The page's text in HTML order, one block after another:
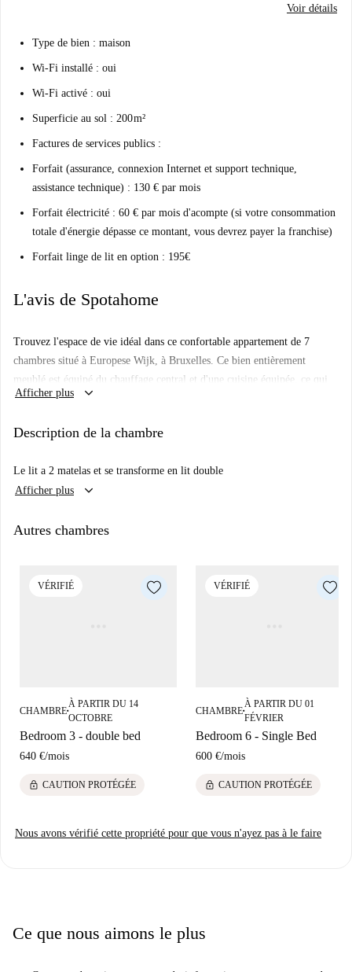
Voir détails
Type de bien : maison
Wi-Fi installé : oui
Wi-Fi activé : oui
Superficie au sol : 200 m²
Factures de services publics :
Forfait (assurance, connexion Internet et support technique,
assistance technique) : 130 € par mois
Forfait électricité : 60 € par mois d'acompte (si votre consommation
totale d'énergie dépasse ce montant, vous devrez payer la franchise)
Forfait linge de lit en option : 195€
L'avis de Spotahome
Trouvez l'espace de vie idéal dans ce confortable appartement de 7
chambres situé à Europese Wijk, à Bruxelles. Ce bien entièrement
meublé est équipé du chauffage central et d'une cuisine équipée, ce qui
en fait un choix idéal pour les professionnels, les étudiants et les
location agréable aux locataires.
Bratislava à Bruxelles et la Lesplanade Solidarność 1980. Les résidents
du Mur de Berlin et d'autres sites d'intérêt, ce qui en fait un choix
Afficher plus keyboard_arrow_down
Description de la chambre
Le lit a 2 matelas et se transforme en lit double
Afficher plus
keyboard_arrow_down
Autres chambres
VÉRIFIÉ
CHAMBRE■
À PARTIR DU 14
OCTOBRE
Bedroom 3 - double bed
640 €/mois
lock CAUTION PROTÉGÉE
VÉRIFIÉ
CHAMBRE■
À PARTIR DU 01
FÉVRIER
Bedroom 6 - Single Bed
600 €/mois
lock CAUTION PROTÉGÉE
Nous avons vérifié cette propriété pour que vous n'ayez pas à le faire
Ce que nous aimons le plus